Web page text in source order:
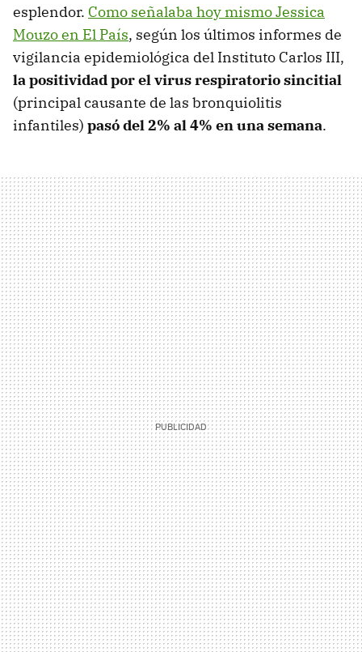
esplendor. Como señalaba hoy mismo Jessica
Mouzo en El País, según los últimos informes de
vigilancia epidemiológica del Instituto Carlos III,
la positividad por el virus respiratorio sincitial
(principal causante de las bronquiolitis
infantiles) pasó del 2% al 4% en una semana.